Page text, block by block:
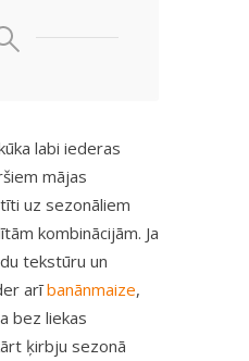
labi iederas
mājas
uz sezonāliem
kombinācijām. Ja
tekstūru un
arībanānmaize,
bez liekas
ķirbju sezonā